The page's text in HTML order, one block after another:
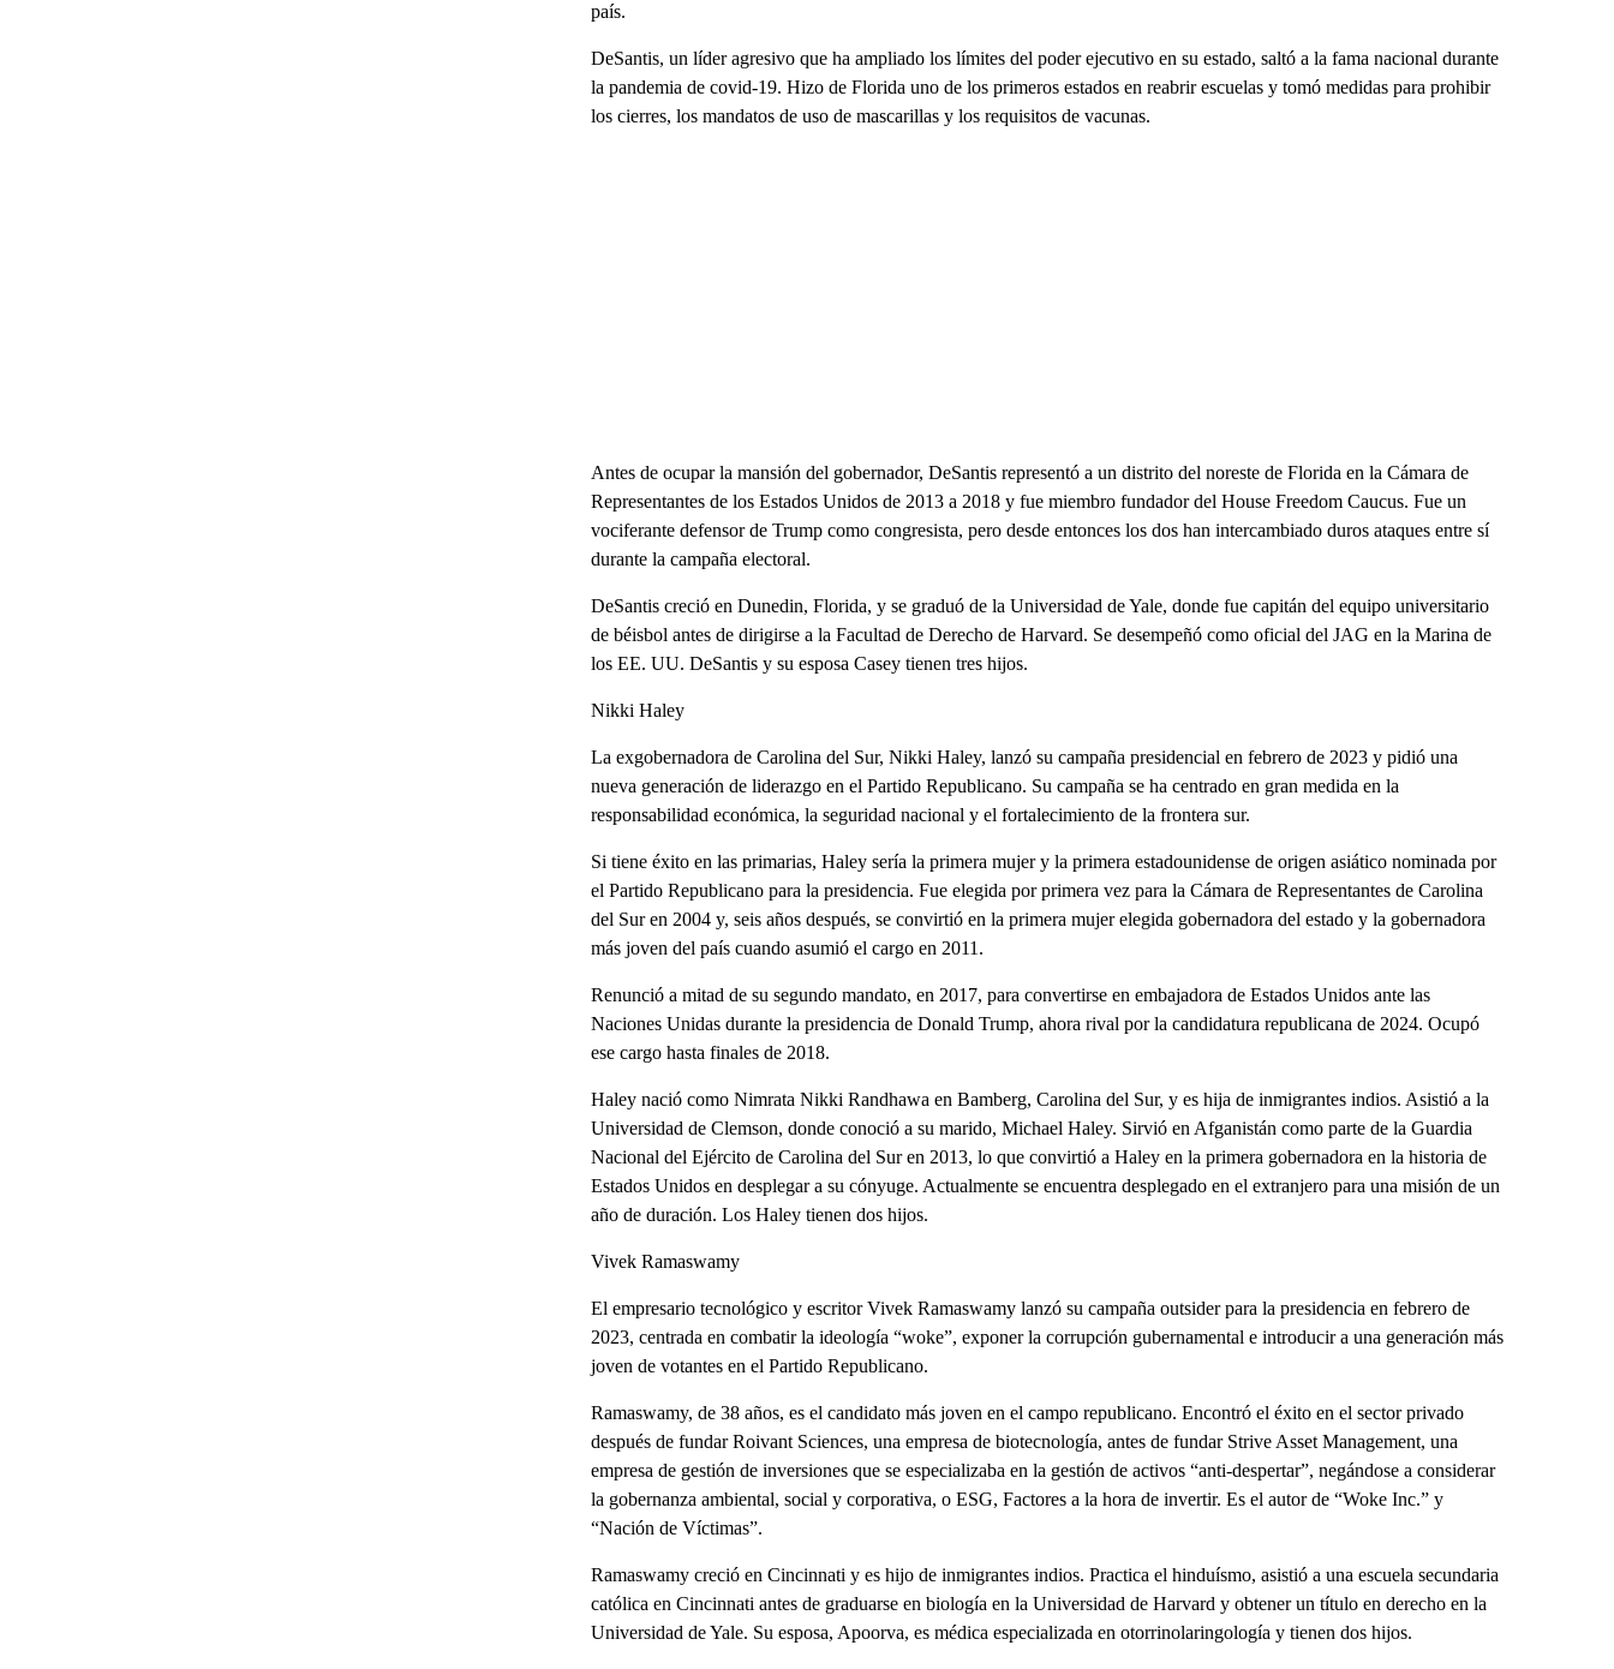
país.
DeSantis, un líder agresivo que ha ampliado los límites del poder ejecutivo en su estado, saltó a la fama nacional durante
la pandemia de covid-19. Hizo de Florida uno de los primeros estados en reabrir escuelas y tomó medidas para prohibir
los cierres, los mandatos de uso de mascarillas y los requisitos de vacunas.
Antes de ocupar la mansión del gobernador, DeSantis representó a un distrito del noreste de Florida en la Cámara de
Representantes de los Estados Unidos de 2013 a 2018 y fue miembro fundador del House Freedom Caucus. Fue un
vociferante defensor de Trump como congresista, pero desde entonces los dos han intercambiado duros ataques entre sí
durante la campaña electoral.
DeSantis creció en Dunedin, Florida, y se graduó de la Universidad de Yale, donde fue capitán del equipo universitario
de béisbol antes de dirigirse a la Facultad de Derecho de Harvard. Se desempeñó como oficial del JAG en la Marina de
los EE. UU. DeSantis y su esposa Casey tienen tres hijos.
Nikki Haley
La exgobernadora de Carolina del Sur, Nikki Haley, lanzó su campaña presidencial en febrero de 2023 y pidió una
nueva generación de liderazgo en el Partido Republicano. Su campaña se ha centrado en gran medida en la
responsabilidad económica, la seguridad nacional y el fortalecimiento de la frontera sur.
Si tiene éxito en las primarias, Haley sería la primera mujer y la primera estadounidense de origen asiático nominada por
el Partido Republicano para la presidencia. Fue elegida por primera vez para la Cámara de Representantes de Carolina
del Sur en 2004 y, seis años después, se convirtió en la primera mujer elegida gobernadora del estado y la gobernadora
más joven del país cuando asumió el cargo en 2011.
Renunció a mitad de su segundo mandato, en 2017, para convertirse en embajadora de Estados Unidos ante las
Naciones Unidas durante la presidencia de Donald Trump, ahora rival por la candidatura republicana de 2024. Ocupó
ese cargo hasta finales de 2018.
Haley nació como Nimrata Nikki Randhawa en Bamberg, Carolina del Sur, y es hija de inmigrantes indios. Asistió a la
Universidad de Clemson, donde conoció a su marido, Michael Haley. Sirvió en Afganistán como parte de la Guardia
Nacional del Ejército de Carolina del Sur en 2013, lo que convirtió a Haley en la primera gobernadora en la historia de
Estados Unidos en desplegar a su cónyuge. Actualmente se encuentra desplegado en el extranjero para una misión de un
año de duración. Los Haley tienen dos hijos.
Vivek Ramaswamy
El empresario tecnológico y escritor Vivek Ramaswamy lanzó su campaña outsider para la presidencia en febrero de
2023, centrada en combatir la ideología “woke”, exponer la corrupción gubernamental e introducir a una generación más
joven de votantes en el Partido Republicano.
Ramaswamy, de 38 años, es el candidato más joven en el campo republicano. Encontró el éxito en el sector privado
después de fundar Roivant Sciences, una empresa de biotecnología, antes de fundar Strive Asset Management, una
empresa de gestión de inversiones que se especializaba en la gestión de activos “anti-despertar”, negándose a considerar
la gobernanza ambiental, social y corporativa, o ESG, Factores a la hora de invertir. Es el autor de “Woke Inc.” y
“Nación de Víctimas”.
Ramaswamy creció en Cincinnati y es hijo de inmigrantes indios. Practica el hinduísmo, asistió a una escuela secundaria
católica en Cincinnati antes de graduarse en biología en la Universidad de Harvard y obtener un título en derecho en la
Universidad de Yale. Su esposa, Apoorva, es médica especializada en otorrinolaringología y tienen dos hijos.